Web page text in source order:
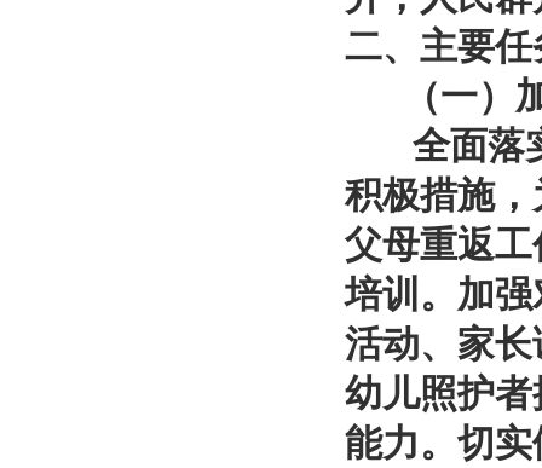
二、主要任
（一）加
全面落实
积极措施
父母重返
培训。加
活动、家
幼儿照护
能力。切